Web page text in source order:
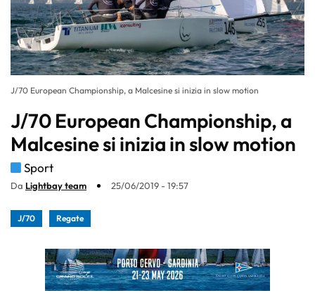
J/70 European Championship, a Malcesine si inizia in slow motion
J/70 European Championship, a
Malcesine si inizia in slow motion
Sport
Da Lightbay team 25/06/2019 - 19:57
J/70 Regate